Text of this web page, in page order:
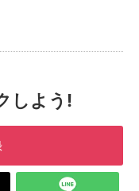
しよう!